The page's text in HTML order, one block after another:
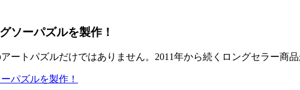
ソーパズルを製作！
ートパズルだけではありません。2011年から続くロングセラー商品